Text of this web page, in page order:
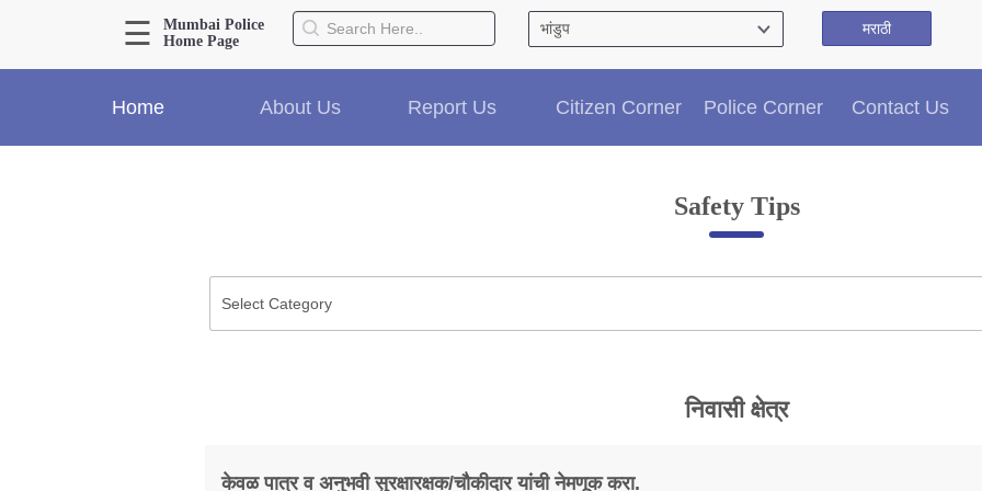
Home About Us Report Us Citizen Corner Police Corner Contact Us
☰
Mumbai Police
Home Page
मराठी
About Us
Home
Organizational Structure
Mumbai Police Map
Citizen′s Corner
Police Clearance Services
Right To Information
Passport Status
Useful websites
Citizen Wall
Tenders
Safety Tips
निवासी क्षेत्र
केवळ पात्र व अनुभवी सुरक्षारक्षक/चौकीदार यांची नेमणूक करा.